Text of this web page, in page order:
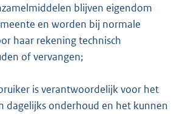
blijven eigendom
en worden bij normale
haar rekening technisch
of vervangen;
is verantwoordelijk voor het
dagelijks onderhoud en het kunnen